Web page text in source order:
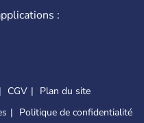
:
CGV
Plan du site
Politique de confidentialité